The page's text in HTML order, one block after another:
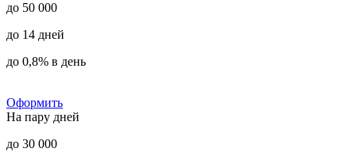
до 50 000
до 14 дней
до 0,8% в день
Оформить
На пару дней
до 30 000